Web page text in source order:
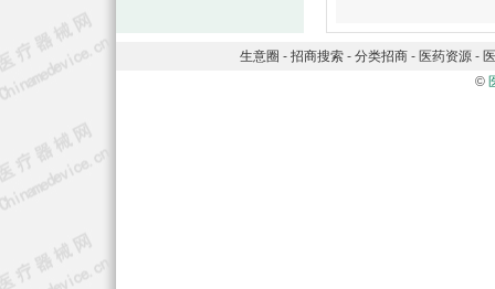
生意圈 - 招商搜索 - 分类招商 - 医药资源 -
©